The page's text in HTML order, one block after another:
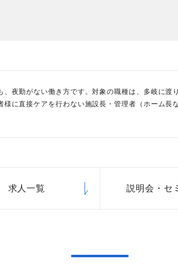
取得サポート制度
主役のプロジェクト
、夜勤がない働き方です。対象の職種は、多岐に
様に直接ケアを行わない施設長・管理者（ホーム長
求人一覧 説明会・ セ